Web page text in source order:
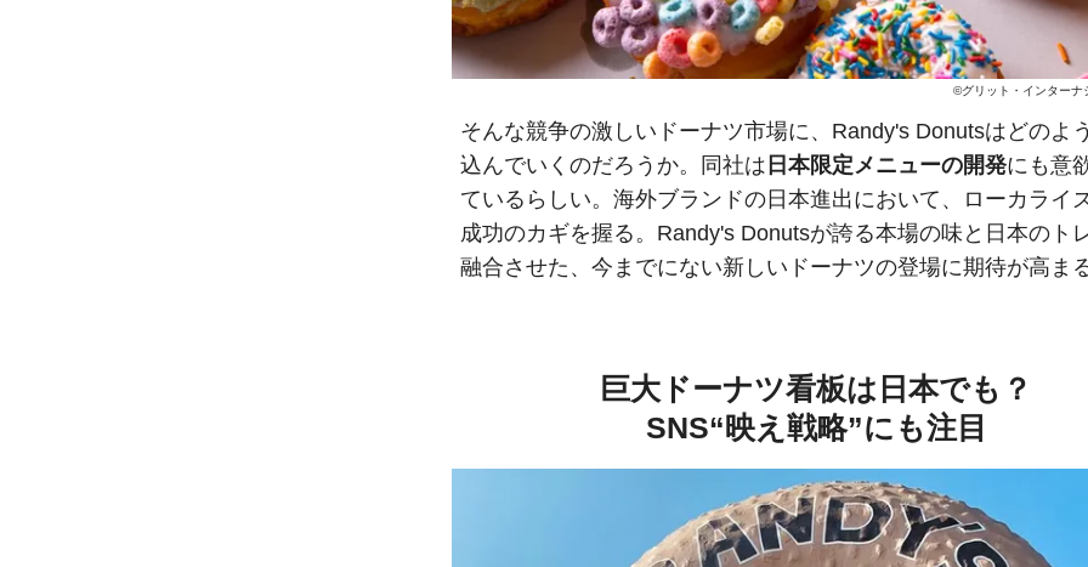
©グリット・インターナ
そんな競争の激しいドーナツ市場に、Randy's Donutsはどのよ
込んでいくのだろうか。同社は 日本限定メニューの開発にも意
ているらしい。海外ブランドの日本進出において、ローカライ
成功のカギを握る。Randy's Donutsが誇る本場の味と日本のト
融合させた、今までにない新しいドーナツの登場に期待が高まる
巨大ドーナツ看板は日本でも？
SNS“映え戦略”にも注目